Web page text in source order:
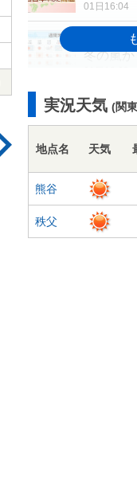
01日16:04
週間
冬の嵐か
甲府市
01日11:53
北海道
01日10:11
1日 北
実況天気 (関
地点名 天気
熊谷
秩父